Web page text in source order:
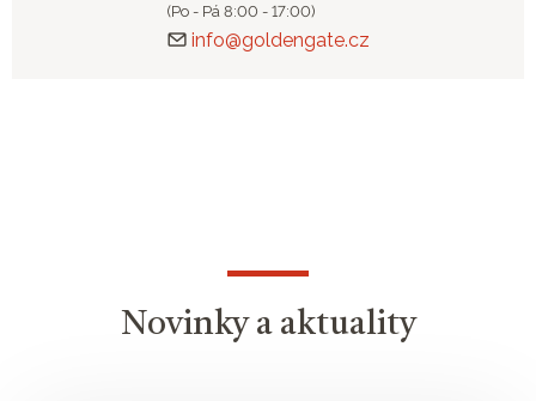
(Po - Pá 8:00 - 17:00)
info@goldengate.cz
Novinky a aktuality